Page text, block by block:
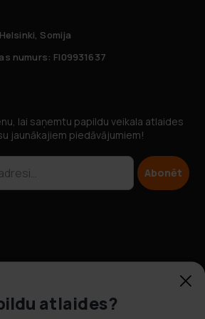
Somija
numurs: FI09931637
lai saņemtu papildu veikala atlaides
jaunākajiem piedāvājumiem!
Abonēt
atlaides?